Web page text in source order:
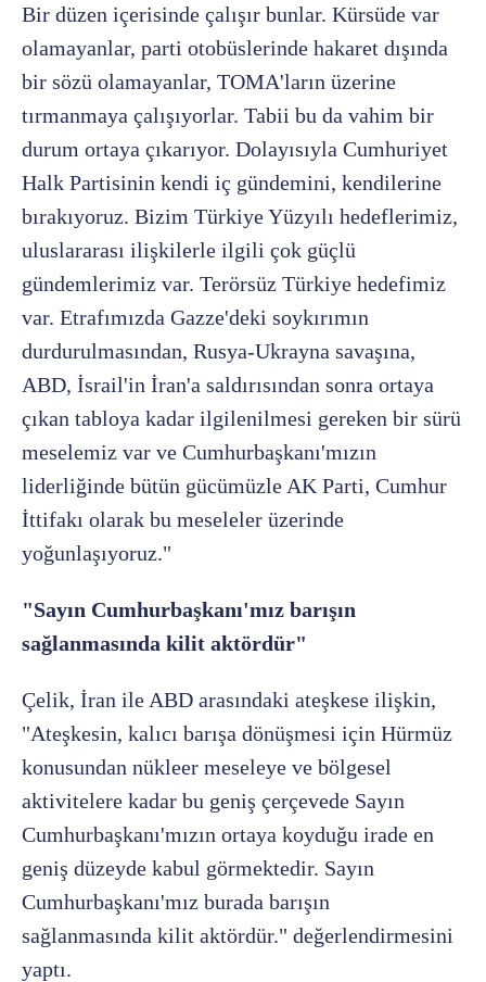
Bir düzen içerisinde çalışır bunlar. Kürsüde var
olamayanlar, parti otobüslerinde hakaret dışında
bir sözü olamayanlar, TOMA'ların üzerine
tırmanmaya çalışıyorlar. Tabii bu da vahim bir
durum ortaya çıkarıyor. Dolayısıyla Cumhuriyet
Halk Partisinin kendi iç gündemini, kendilerine
bırakıyoruz. Bizim Türkiye Yüzyılı hedeflerimiz,
uluslararası ilişkilerle ilgili çok güçlü
gündemlerimiz var. Terörsüz Türkiye hedefimiz
var. Etrafımızda Gazze'deki soykırımın
durdurulmasından, Rusya-Ukrayna savaşına,
ABD, İsrail'in İran'a saldırısından sonra ortaya
çıkan tabloya kadar ilgilenilmesi gereken bir sürü
meselemiz var ve Cumhurbaşkanı'mızın
liderliğinde bütün gücümüzle AK Parti, Cumhur
İttifakı olarak bu meseleler üzerinde
yoğunlaşıyoruz."
"Sayın Cumhurbaşkanı'mız barışın
sağlanmasında kilit aktördür"
Çelik, İran ile ABD arasındaki ateşkese ilişkin,
"Ateşkesin, kalıcı barışa dönüşmesi için Hürmüz
konusundan nükleer meseleye ve bölgesel
aktivitelere kadar bu geniş çerçevede Sayın
Cumhurbaşkanı'mızın ortaya koyduğu irade en
geniş düzeyde kabul görmektedir. Sayın
Cumhurbaşkanı'mız burada barışın
sağlanmasında kilit aktördür." değerlendirmesini
yaptı.